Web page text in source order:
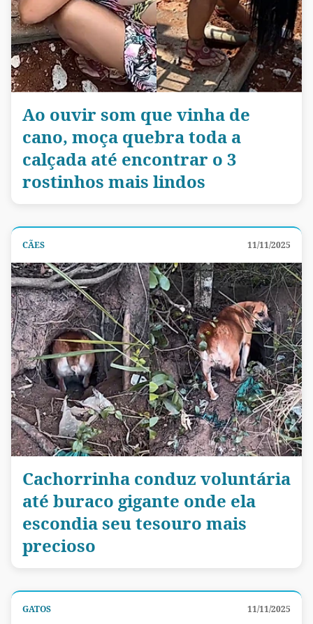
Ao ouvir som que vinha de
cano, moça quebra toda a
calçada até encontrar o 3
rostinhos mais lindos
CÃES 11/11/2025
Cachorrinha conduz voluntária
até buraco gigante onde ela
escondia seu tesouro mais
precioso
GATOS 11/11/2025